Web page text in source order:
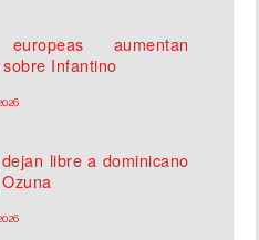
aumentan
Infantino
libre a dominicano